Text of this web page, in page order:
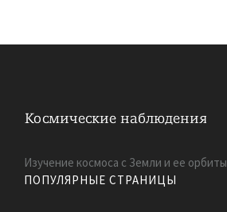
Изучение космоса с Земли и ее орбиты
ПОПУЛЯРНЫЕ СТРАНИЦЫ